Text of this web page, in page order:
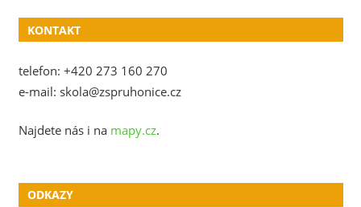
KONTAKT
telefon: +420 273 160 270
e-mail: skola@zspruhonice.cz
Najdete nás i na mapy.cz.
ODKAZY